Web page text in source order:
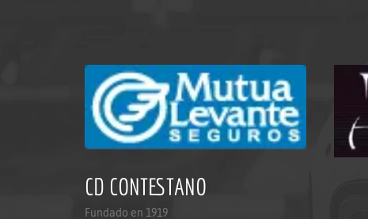
CD CONTESTANO
Fundado en 1919